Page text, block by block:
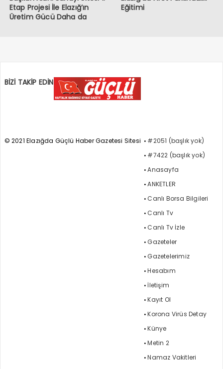
Etap Projesi İle Elazığ’ın
Üretim Gücü Daha da
Eğitimi
BİZİ TAKİP EDİN
© 2021 Elazığda Güçlü Haber Gazetesi Sitesi
#2051 (başlık yok)
#7422 (başlık yok)
Anasayfa
ANKETLER
Canlı Borsa Bilgileri
Canlı Tv
Canlı Tv İzle
Gazeteler
Gazetelerimiz
Hesabım
İletişim
Kayıt Ol
Korona Virüs Detay
Künye
Metin 2
Namaz Vakitleri